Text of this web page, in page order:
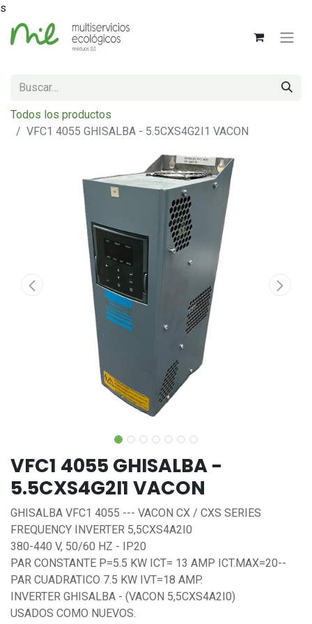
s
Todos los productos
VFC1 4055 GHISALBA - 5.5CXS4G2I1 VACON
VFC1 4055 GHISALBA -
5.5CXS4G2I1 VACON
GHISALBA VFC1 4055 --- VACON CX / CXS SERIES
FREQUENCY INVERTER 5,5CXS4A2I0
380-440 V, 50/60 HZ - IP20
PAR CONSTANTE P=5.5 KW ICT= 13 AMP ICT.MAX=20--
PAR CUADRATICO 7.5 KW IVT=18 AMP.
INVERTER GHISALBA - (VACON 5,5CXS4A2I0)
USADOS COMO NUEVOS.